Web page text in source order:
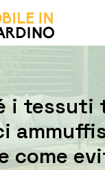
i tessuti
come